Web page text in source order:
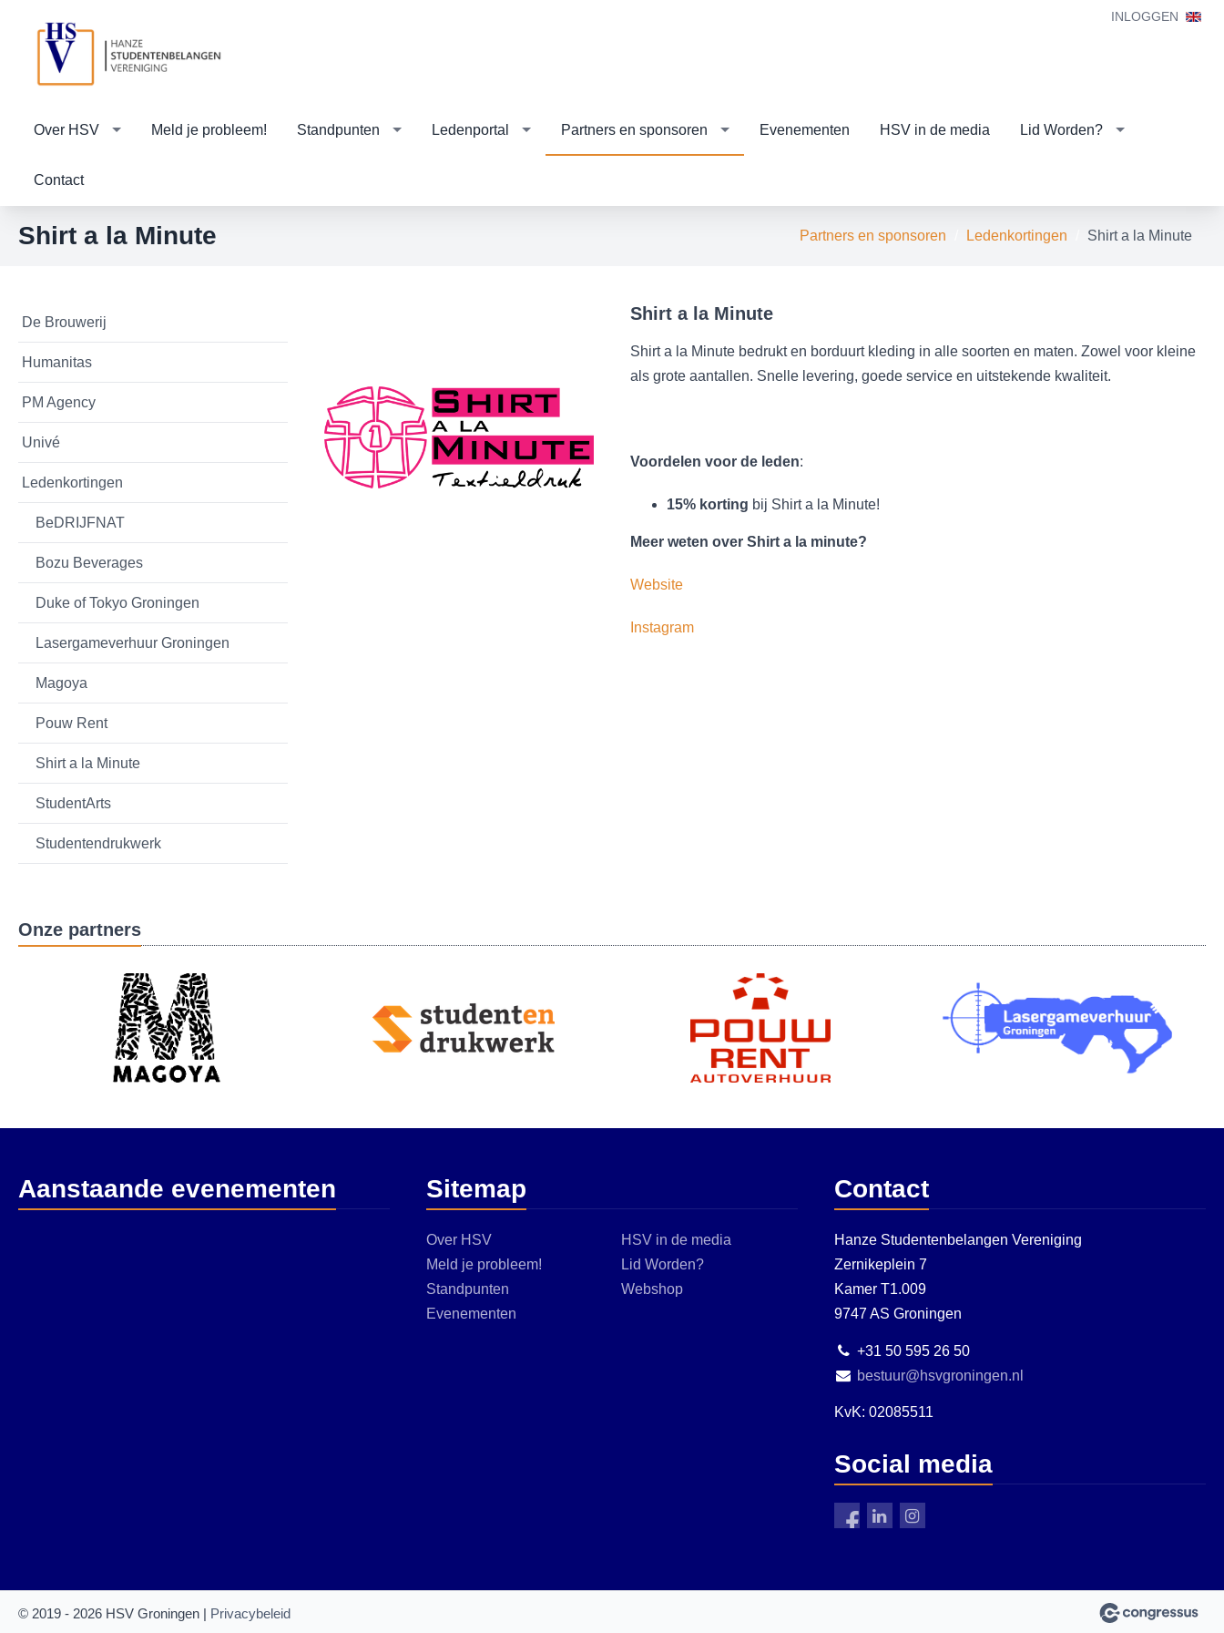
INLOGGEN
Over HSV Meld je probleem! Standpunten Ledenportal Partners en sponsoren Evenementen HSV in de media Lid Worden?
Contact
Partners en sponsoren Ledenkortingen Shirt a la Minute
Shirt a la Minute
De Brouwerij
Humanitas
PM Agency
Univé
Ledenkortingen
BeDRIJFNAT
Bozu Beverages
Duke of Tokyo Groningen
Lasergameverhuur Groningen
Magoya
Pouw Rent
Shirt a la Minute
StudentArts
Studentendrukwerk
Shirt a la Minute
Shirt a la Minute bedrukt en borduurt kleding in alle soorten en maten. Zowel voor kleine
als grote aantallen. Snelle levering, goede service en uitstekende kwaliteit.
Voordelen voor de leden:
15% korting bij Shirt a la Minute!
Meer weten over Shirt a la minute?
Website
Instagram
Onze partners
Aanstaande evenementen Sitemap
Over HSV
Meld je probleem!
Standpunten
Evenementen
HSV in de media
Lid Worden?
Webshop
Contact
Hanze Studentenbelangen Vereniging
Zernikeplein 7
Kamer T1.009
9747 AS Groningen
+31 50 595 26 50
bestuur@hsvgroningen.nl
KvK: 02085511
Social media
© 2019 - 2026 HSV Groningen | Privacybeleid